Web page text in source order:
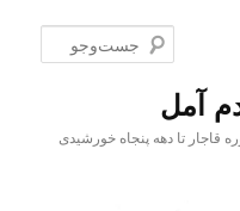
آمل
تا دهه پنجاه خورشیدی